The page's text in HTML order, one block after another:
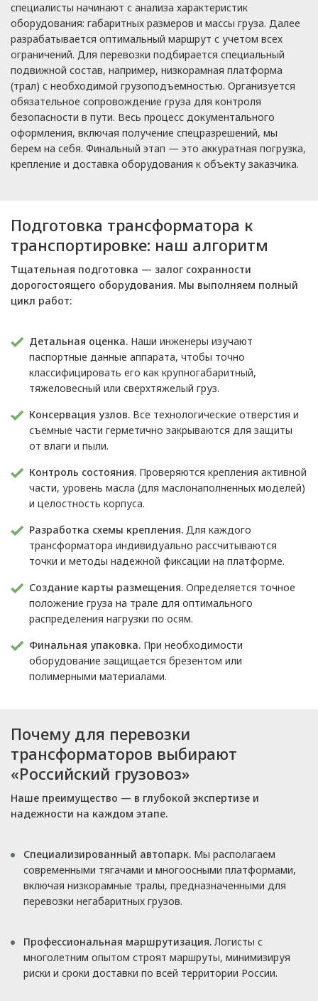
специалисты начинают с анализа характеристик
оборудования: габаритных размеров и массы груза. Далее
разрабатывается оптимальный маршрут с учетом всех
ограничений. Для перевозки подбирается специальный
подвижной состав, например, низкорамная платформа
(трал) с необходимой грузоподъемностью. Организуется
обязательное сопровождение груза для контроля
безопасности в пути. Весь процесс документального
оформления, включая получение спецразрешений, мы
берем на себя. Финальный этап — это аккуратная погрузка,
крепление и доставка оборудования к объекту заказчика.
Подготовка трансформатора к
транспортировке: наш алгоритм
Тщательная подготовка — залог сохранности
дорогостоящего оборудования. Мы выполняем полный
цикл работ:
Детальная оценка. Наши инженеры изучают
паспортные данные аппарата, чтобы точно
классифицировать его как крупногабаритный,
тяжеловесный или сверхтяжелый груз.
Консервация узлов. Все технологические отверстия и
съемные части герметично закрываются для защиты
от влаги и пыли.
Контроль состояния. Проверяются крепления активной
части, уровень масла (для маслонаполненных моделей)
и целостность корпуса.
Разработка схемы крепления.Для каждого
трансформатора индивидуально рассчитываются
точки и методы надежной фиксации на платформе.
Создание карты размещения. Определяется точное
положение груза на трале для оптимального
распределения нагрузки по осям.
Финальная упаковка. При необходимости
оборудование защищается брезентом или
полимерными материалами.
Почему для перевозки
трансформаторов выбирают
«Российский грузовоз»
Наше преимущество — в глубокой экспертизе и
надежности на каждом этапе.
Специализированный автопарк. Мы располагаем
современными тягачами и многоосными платформами,
включая низкорамные тралы, предназначенными для
перевозки негабаритных грузов.
Профессиональная маршрутизация.Логисты с
многолетним опытом строят маршруты, минимизируя
риски и сроки доставки по всей территории России.